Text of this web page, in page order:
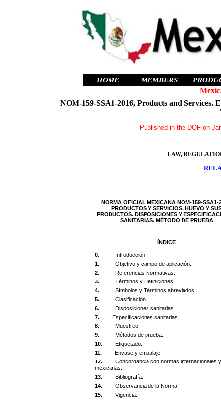
HOME MEMBERS
NOM-159-SSA1-2016, Products and Services.
Published in the DOF on
LAW,
NORMA OFICIAL MEXICANA NOM-159-SSA1-
PRODUCTOS Y SERVICIOS. HUEVO Y SUS
PRODUCTOS. DISPOSICIONES Y
SANITARIAS. MÉTODO DE PRUEBA
ÍNDICE
0. Introducción
1.Objetivo y campo de aplicación.
2.Referencias Normativas.
3.Términos y Definiciones.
4.Símbolos y Términos abreviados.
5.Clasificación.
6.Disposiciones sanitarias.
7. Especificaciones sanitarias.
8.Muestreo.
9.Métodos de prueba.
10.Etiquetado.
11.Envase y embalaje.
12.Concordancia con normas internacionales y
mexicanas.
13.Bibliografía.
14.Observancia de la Norma.
15.Vigencia.